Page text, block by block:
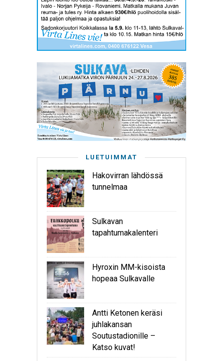
LUETUIMMAT
Hakovirran lähdössä
tunnelmaa
Sulkavan
tapahtumakalenteri
Hyroxin MM-kisoista
hopeaa Sulkavalle
Antti Ketonen keräsi
juhlakansan
Soutustadionille –
Katso kuvat!